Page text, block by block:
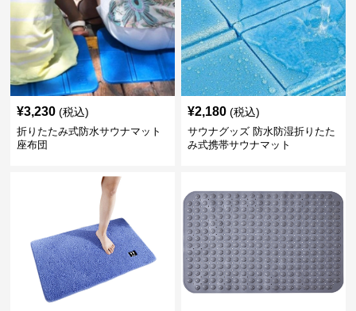
¥3,230 (税込)
折りたたみ式防水サウナマット
座布団
¥2,180 (税込)
サウナグッズ 防水防湿折りたた
み式携帯サウナマット